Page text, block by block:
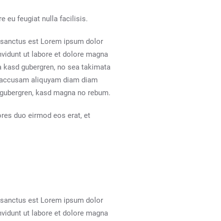
eu feugiat nulla facilisis.
est Lorem ipsum dolor
ut labore et dolore magna
gubergren, no sea takimata
aliquyam diam diam
kasd magna no rebum.
duo eirmod eos erat, et
est Lorem ipsum dolor
ut labore et dolore magna